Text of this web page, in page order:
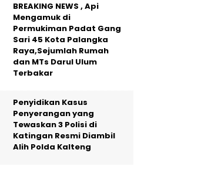
BREAKING NEWS , Api
Mengamuk di
Permukiman Padat Gang
Sari 45 Kota Palangka
Raya,Sejumlah Rumah
dan MTs Darul Ulum
Terbakar
Penyidikan Kasus
Penyerangan yang
Tewaskan 3 Polisi di
Katingan Resmi Diambil
Alih Polda Kalteng